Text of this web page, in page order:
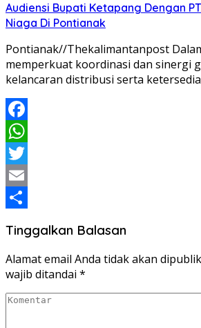
Audiensi Bupati Ketapang Dengan
Niaga Di Pontianak
Pontianak//Thekalimantanpost
memperkuat koordinasi dan sinergi
kelancaran distribusi serta
Facebook
WhatsApp
Twitter
Email
Tinggalkan Balasan
Alamat email Anda tidak akan
wajib ditandai *